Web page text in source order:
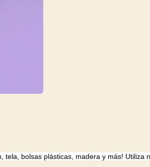
bolsas plásticas, madera y más! Utiliza